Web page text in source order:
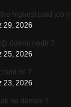
highest paid job
29, 2026
ödemi nedir ?
25, 2026
ismi mi ?
23, 2026
ne demek ?